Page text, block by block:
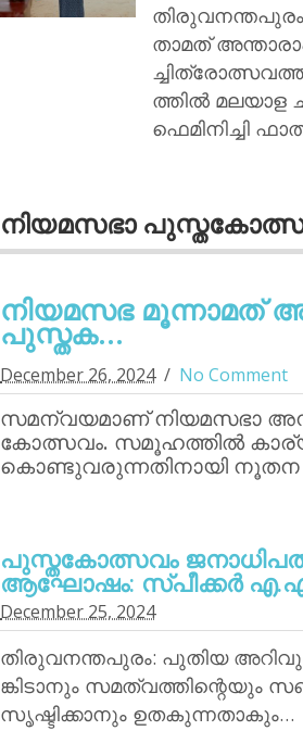
താമത്
ത്തില്‍ മലയാള
ഫെമിനിച്ചി
നിയമസഭാ
നിയമസഭ മൂന്നാമത്
പുസ്തക...
December 26, 2024 No Comment
സമന്വയമാണ് നിയമസഭാ
കോത്സവം. സമൂഹത്തില്‍
കൊണ്ടുവരുന്നതിനായി
പുസ്തകോത്സവം
ആഘോഷം: സ്പീക്കര്‍
December 25, 2024
തിരുവനന്തപുരം: പുതിയ
ങ്കിടാനും സമത്വത്തിന്റെയും
സൃഷ്ടിക്കാനും ഉതകുന്നതാകും…